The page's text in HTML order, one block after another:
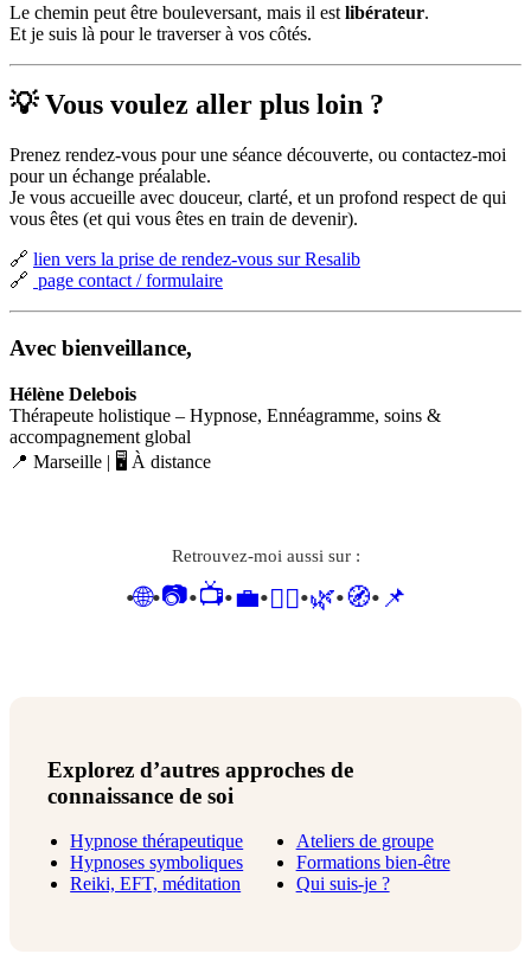
Le chemin peut être bouleversant, mais il est libérateur.
Et je suis là pour le traverser à vos côtés.
💡 Vous voulez aller plus loin ?
Prenez rendez-vous pour une séance découverte, ou contactez-moi
pour un échange préalable.
Je vous accueille avec douceur, clarté, et un profond respect de qui
vous êtes (et qui vous êtes en train de devenir).
🔗 lien vers la prise de rendez-vous sur Resalib
🔗 page contact / formulaire
Avec bienveillance,
Hélène Delebois
Thérapeute holistique – Hypnose, Ennéagramme, soins &
accompagnement global
📍 Marseille | 🖥️ À distance
Retrouvez-moi aussi sur :
•🌐•📷•📺•💼•🧘‍♀️•🌿•🧭• 📌
Explorez d’autres approches de
connaissance de soi
Hypnose thérapeutique
Hypnoses symboliques
Reiki, EFT, méditation
Ateliers de groupe
Formations bien-être
Qui suis-je ?